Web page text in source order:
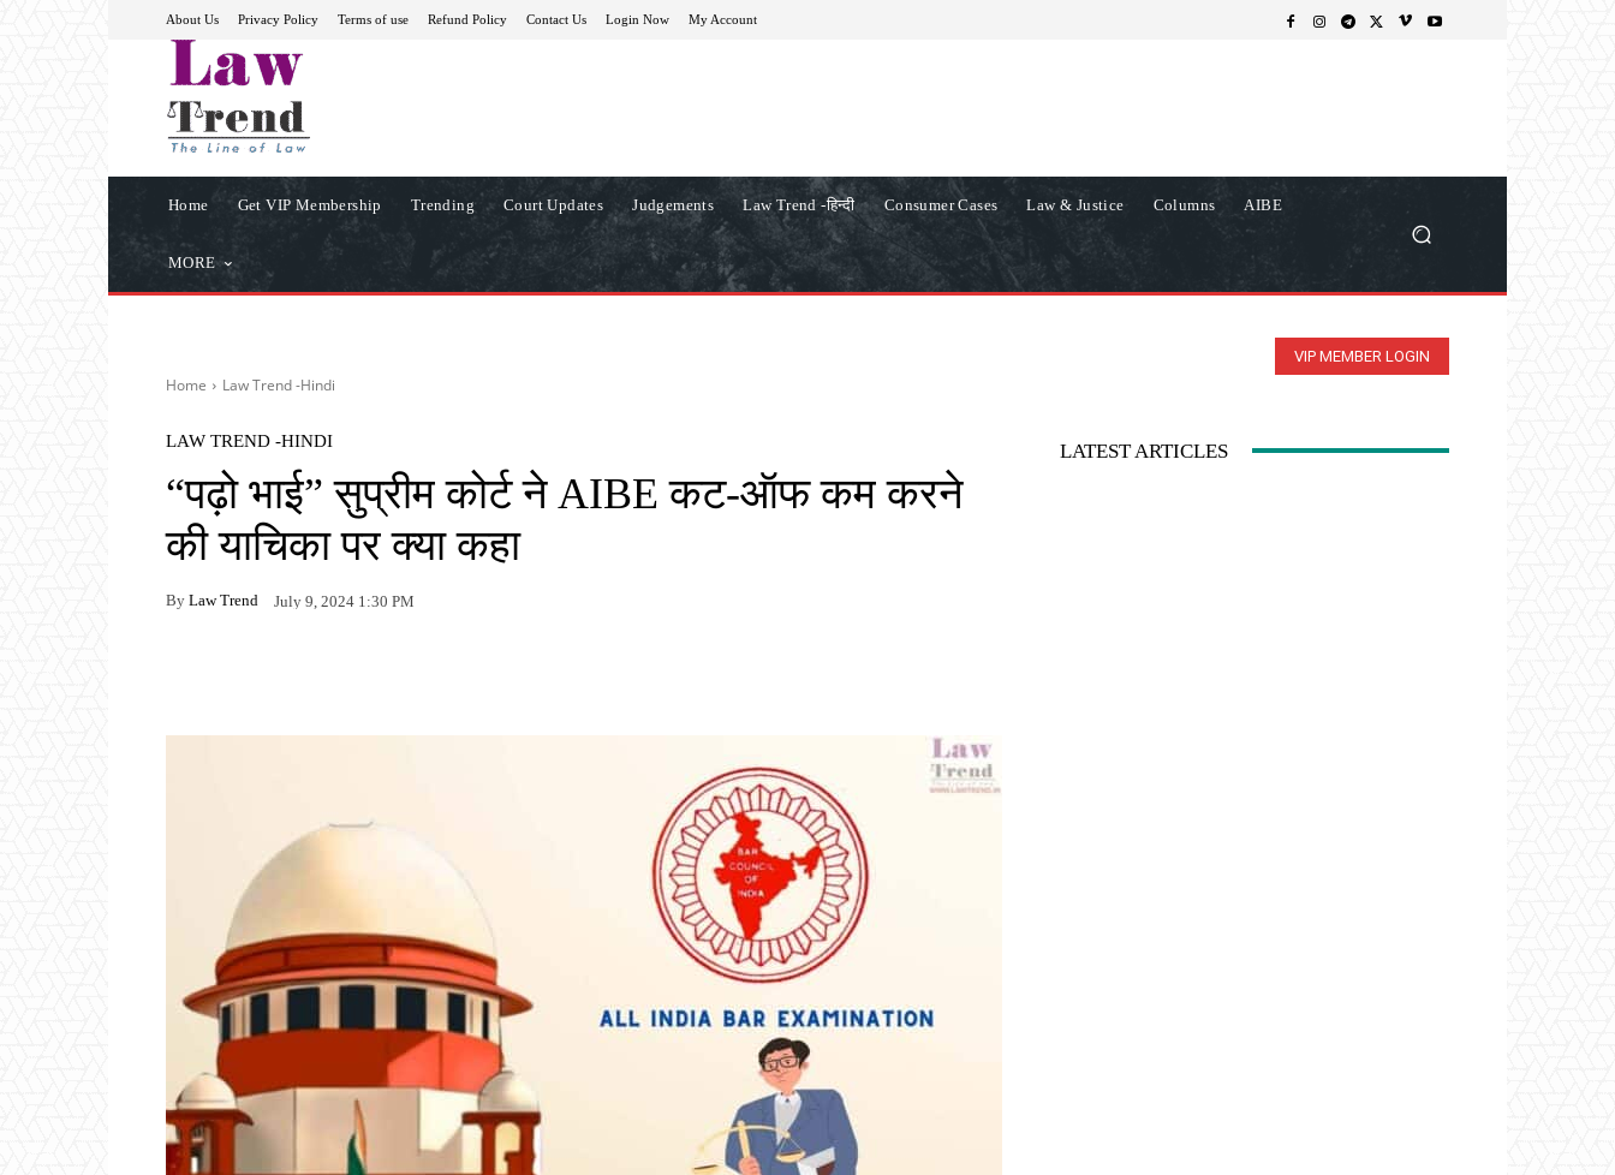
About Us Privacy Policy Terms of use Refund Policy Contact Us Login Now My Account
Home Get VIP Membership Trending Court Updates Judgements Law Trend -हिन्दी Consumer Cases Law & Justice Columns AIBE
MORE
VIP MEMBER LOGIN
Home Law Trend -Hindi
LAW TREND -HINDI
“पढ़ो भाई” सुप्रीम कोर्ट ने AIBE कट-ऑफ कम करने
की याचिका पर क्या कहा
By Law Trend July 9, 2024 1:30 PM
LATEST ARTICLES